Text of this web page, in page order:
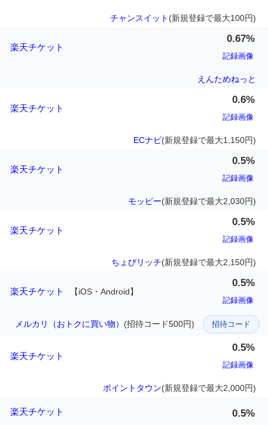
チャンスイット (新規登録で最大100円)
楽天チケット
0.67%
記録画像
えんためねっと
楽天チケット
0.6%
記録画像
ECナビ(新規登録で最大1,150円)
楽天チケット
0.5%
記録画像
モッピー(新規登録で最大2,030円)
楽天チケット
0.5%
記録画像
ちょびリッチ(新規登録で最大2,150円)
楽天チケット 【iOS・Android】
0.5%
記録画像
メルカリ（おトクに買い物） (招待コード500円) 招待コード
楽天チケット
0.5%
記録画像
ポイントタウン(新規登録で最大2,000円)
楽天チケット 0.5%